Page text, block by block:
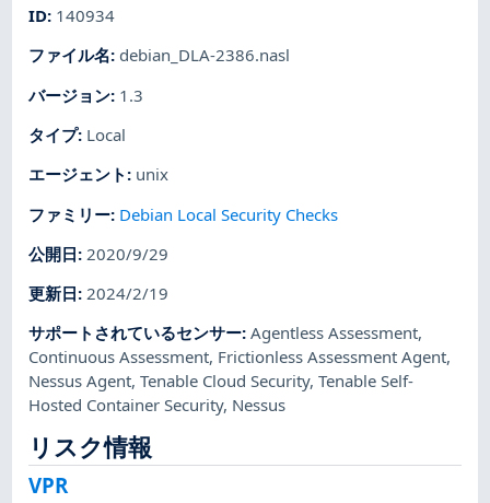
ID: 140934
ファイル名: debian_DLA-2386.nasl
バージョン: 1.3
タイプ: Local
エージェント : unix
ファミリー: Debian Local Security Checks
公開日: 2020/9/29
更新日:2024/2/19
サポートされているセンサー:Agentless Assessment,
Continuous Assessment, Frictionless Assessment Agent,
Nessus Agent,Tenable Cloud Security,Tenable Self-
Hosted Container Security, Nessus
リスク情報
VPR